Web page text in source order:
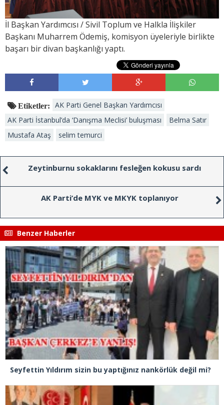
İl Başkan Yardımcısı / Sivil Toplum ve Halkla İlişkiler
Başkanı Muharrem Ödemiş, komisyon üyeleriyle birlikte
başarı bir divan başkanlığı yaptı.
Etiketler:
AK Parti Genel Başkan Yardımcısı
AK Parti İstanbul’da ‘Danışma Meclisi’ buluşması
Belma Satır
Mustafa Ataş
selim temurci
Zeytinburnu sokaklarını fesleğen kokusu sardı
AK Parti’de MYK ve MKYK toplanıyor
Benzer Haberler
Seyfettin Yıldırım sizin bu yaptığınız nankörlük değil mi?